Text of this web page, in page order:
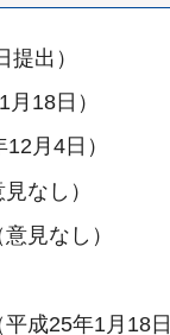
出）
18日）
月4日）
なし）
見なし）
成25年1月18